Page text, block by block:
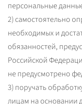
персональные
2) самостоятельно
необходимых и
обязанностей,
Российской
не предусмотрено
3) поручать
лицам на основании